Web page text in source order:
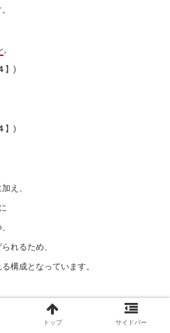
。
】)
】)
え、
れるため、
構成となっています。
や
アップ１
トップ サイドバー